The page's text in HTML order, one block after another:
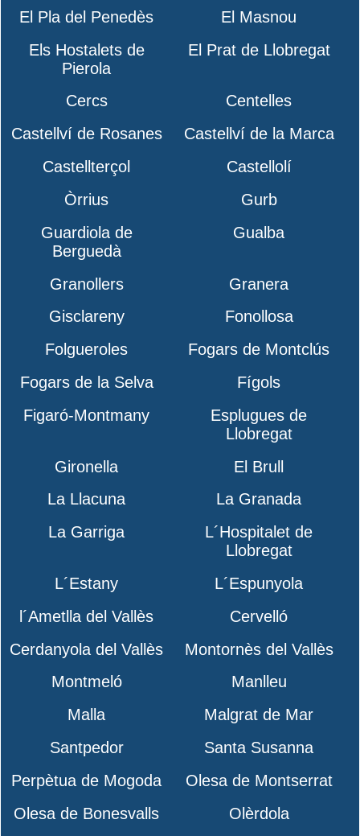
El Pla del Penedès
El Masnou
Els Hostalets de
Pierola
El Prat de Llobregat
Cercs
Centelles
Castellví de Rosanes
Castellví de la Marca
Castellterçol
Castellolí
Òrrius
Gurb
Guardiola de
Berguedà
Gualba
Granollers
Granera
Gisclareny
Fonollosa
Folgueroles
Fogars de Montclús
Fogars de la Selva
Fígols
Figaró-Montmany
Esplugues de
Llobregat
Gironella
El Brull
La Llacuna
La Granada
La Garriga
L´Hospitalet de
Llobregat
L´Estany
L´Espunyola
l´Ametlla del Vallès
Cervelló
Cerdanyola del Vallès
Montornès del Vallès
Montmeló
Manlleu
Malla
Malgrat de Mar
Santpedor
Santa Susanna
Perpètua de Mogoda
Olesa de Montserrat
Olesa de Bonesvalls
Olèrdola